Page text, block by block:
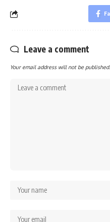
Leave a comment
Your email address will not be published.